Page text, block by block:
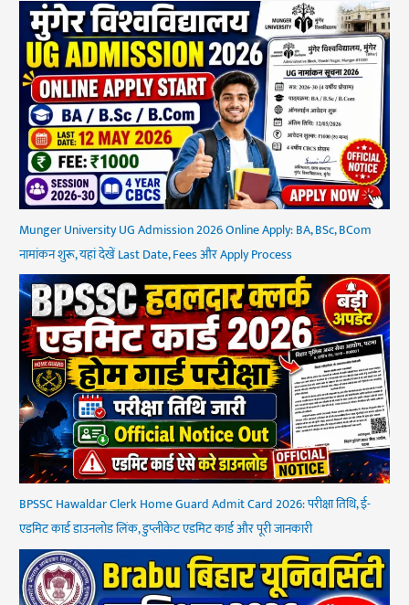
Munger University UG Admission 2026 Online Apply: BA, BSc, BCom
नामांकन शुरू, यहां देखें Last Date, Fees और Apply Process
BPSSC Hawaldar Clerk Home Guard Admit Card 2026: परीक्षा तिथि, ई-
एडमिट कार्ड डाउनलोड लिंक, डुप्लीकेट एडमिट कार्ड और पूरी जानकारी